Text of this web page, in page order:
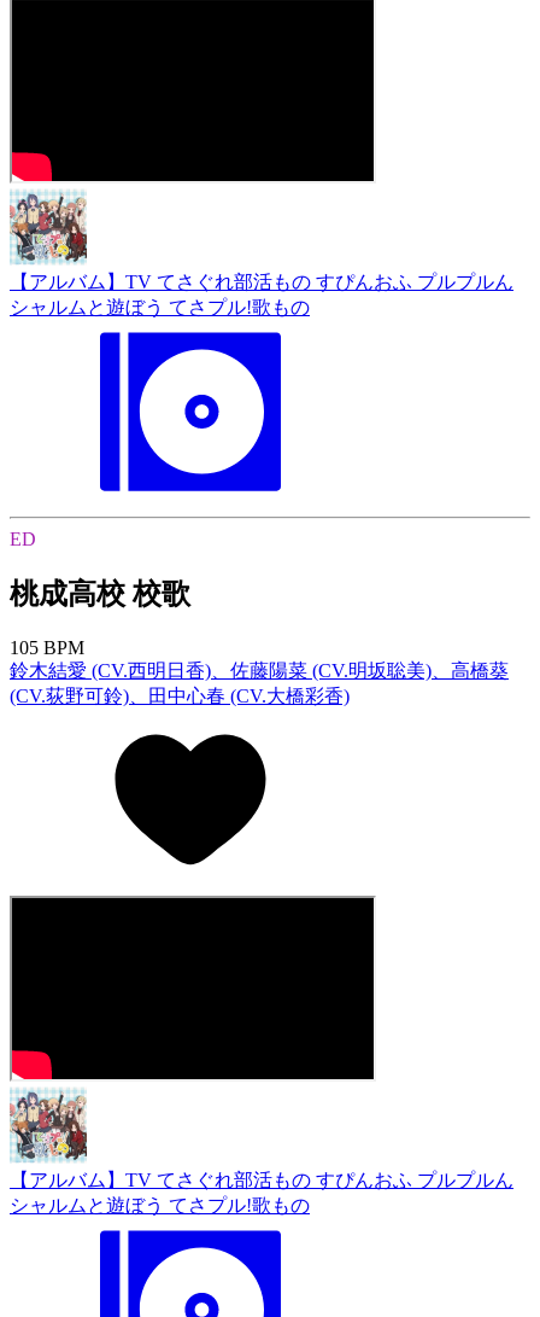
【アルバム】TV てさぐれ部活もの すぴんおふ プルプルん
シャルムと遊ぼう てさプル!歌もの
ED
桃成高校 校歌
105 BPM
鈴木結愛 (CV.西明日香)、佐藤陽菜 (CV.明坂聡美)、高橋葵
(CV.荻野可鈴)、田中心春 (CV.大橋彩香)
【アルバム】TV てさぐれ部活もの すぴんおふ プルプルん
シャルムと遊ぼう てさプル!歌もの